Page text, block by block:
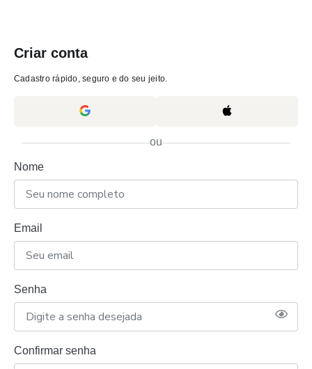
Criar conta
Cadastro rápido, seguro e do seu jeito.
ou
Nome
Email
Senha
Confirmar senha